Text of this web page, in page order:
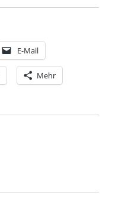
E-Mail
Mehr